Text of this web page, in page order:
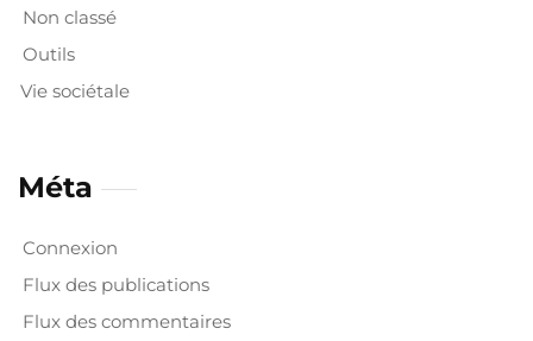
Non classé
Outils
Vie sociétale
Méta
Connexion
Flux des publications
Flux des commentaires